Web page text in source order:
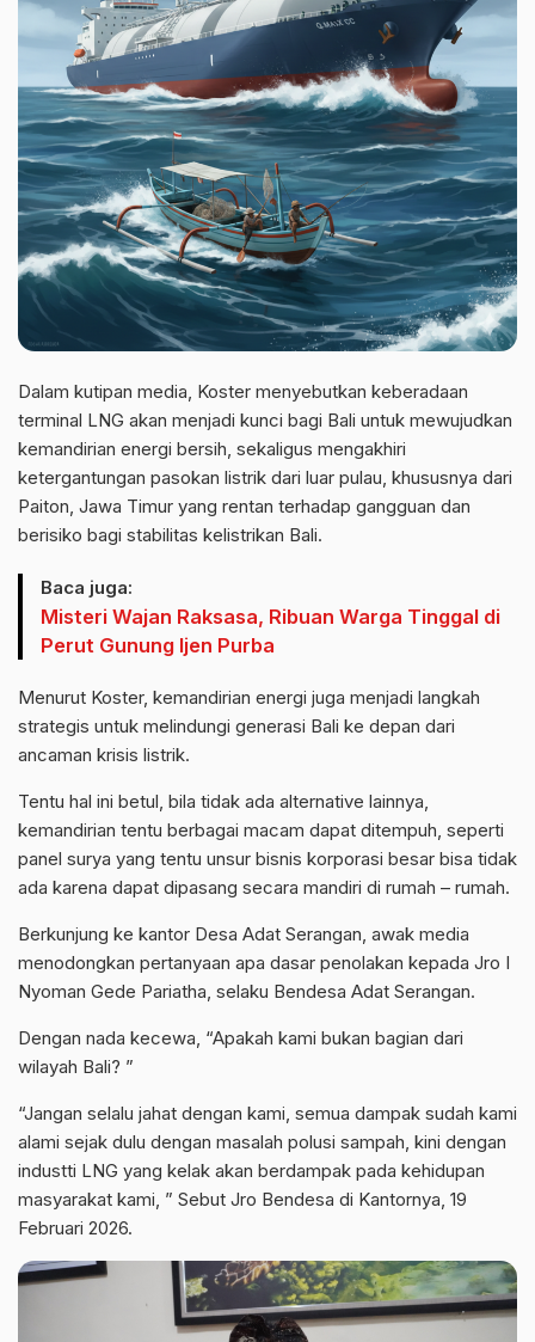
Dalam kutipan media, Koster menyebutkan keberadaan
terminal LNG akan menjadi kunci bagi Bali untuk mewujudkan
kemandirian energi bersih, sekaligus mengakhiri
ketergantungan pasokan listrik dari luar pulau, khususnya dari
Paiton, Jawa Timur yang rentan terhadap gangguan dan
berisiko bagi stabilitas kelistrikan Bali.
Baca juga:
Misteri Wajan Raksasa, Ribuan Warga Tinggal di
Perut Gunung Ijen Purba
Menurut Koster, kemandirian energi juga menjadi langkah
strategis untuk melindungi generasi Bali ke depan dari
ancaman krisis listrik.
Tentu hal ini betul, bila tidak ada alternative lainnya,
kemandirian tentu berbagai macam dapat ditempuh, seperti
panel surya yang tentu unsur bisnis korporasi besar bisa tidak
ada karena dapat dipasang secara mandiri di rumah – rumah.
Berkunjung ke kantor Desa Adat Serangan, awak media
menodongkan pertanyaan apa dasar penolakan kepada Jro I
Nyoman Gede Pariatha, selaku Bendesa Adat Serangan.
Dengan nada kecewa, “Apakah kami bukan bagian dari
wilayah Bali? ”
“Jangan selalu jahat dengan kami, semua dampak sudah kami
alami sejak dulu dengan masalah polusi sampah, kini dengan
industti LNG yang kelak akan berdampak pada kehidupan
masyarakat kami, ” Sebut Jro Bendesa di Kantornya, 19
Februari 2026.